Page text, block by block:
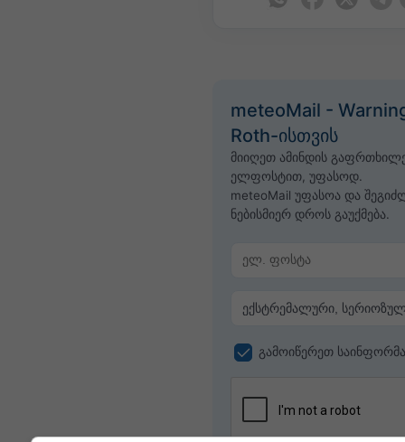
meteoMail -
Roth-ისთვის
მიიღეთ ამინდის
ელფოსტით, უფასოდ.
meteoMail უფასოა და
ნებისმიერ დროს გაუქმება.
გამოიწერეთ